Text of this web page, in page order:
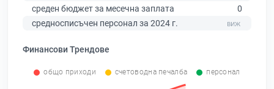
среден бюджет за месечна заплата
0
средносписъчен персонал за 2024 г.
Финансови Трендове
общо приходи счетоводна печалба персонал